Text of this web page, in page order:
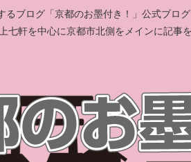
ブログ「京都のお墨付き！」公式ブロ
七軒を中心に京都市北側をメインに記事を